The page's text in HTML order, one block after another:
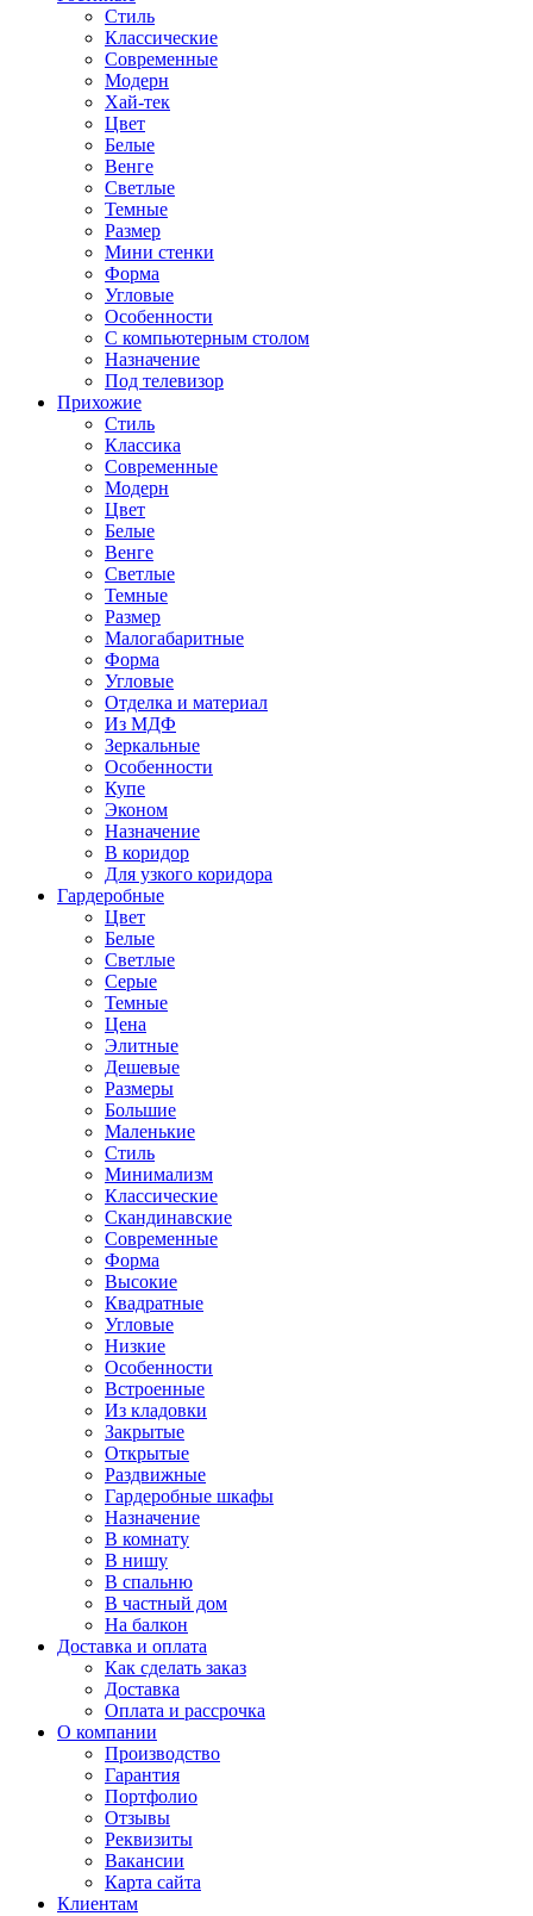
Стиль
Классические
Современные
Модерн
Хай-тек
Цвет
Белые
Венге
Светлые
Темные
Размер
Мини стенки
Форма
Угловые
Особенности
С компьютерным столом
Назначение
Под телевизор
Прихожие
Стиль
Классика
Современные
Модерн
Цвет
Белые
Венге
Светлые
Темные
Размер
Малогабаритные
Форма
Угловые
Отделка и материал
Из МДФ
Зеркальные
Особенности
Купе
Эконом
Назначение
В коридор
Для узкого коридора
Гардеробные
Цвет
Белые
Светлые
Серые
Темные
Цена
Элитные
Дешевые
Размеры
Большие
Маленькие
Стиль
Минимализм
Классические
Скандинавские
Современные
Форма
Высокие
Квадратные
Угловые
Низкие
Особенности
Встроенные
Из кладовки
Закрытые
Открытые
Раздвижные
Гардеробные шкафы
Назначение
В комнату
В нишу
В спальню
В частный дом
На балкон
Доставка и оплата
Как сделать заказ
Доставка
Оплата и рассрочка
О компании
Производство
Гарантия
Портфолио
Отзывы
Реквизиты
Вакансии
Карта сайта
Клиентам